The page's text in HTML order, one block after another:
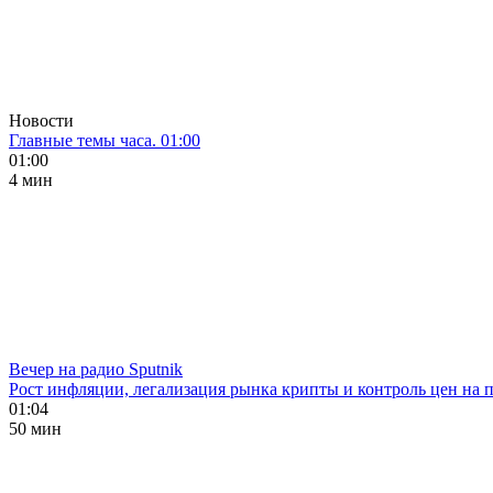
Новости
Главные темы часа. 01:00
01:00
4 мин
Вечер на радио Sputnik
Рост инфляции, легализация рынка крипты и контроль цен на
01:04
50 мин